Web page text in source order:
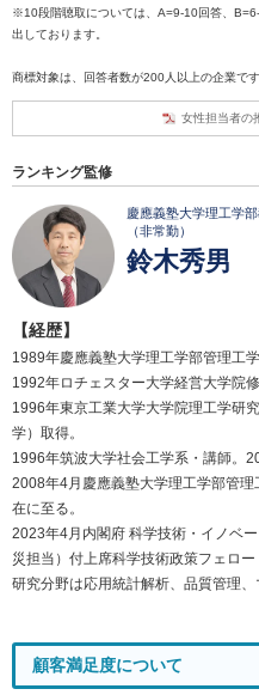
※10段階聴取については、A=9-10回答、
出しております。
商標対象は、回答者数が200人以上の企業です
女性担当者の
ランキング監修
慶應義塾大学理工学
（非常勤）
鈴木秀男
【経歴】
1989年慶應義塾大学理工学部管理工学
1992年ロチェスター大学経営大学院修
1996年東京工業大学大学院理工学研
学）取得。
1996年筑波大学社会工学系・講師。
2008年4月慶應義塾大学理工学部管
在に至る。
2023年4月内閣府 科学技術・イノベ
災担当）付上席科学技術政策フェロー
研究分野は応用統計解析、品質管理、
顧客満足度について